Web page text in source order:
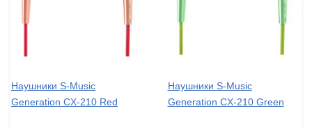
Наушники S-Music
Generation CX-210 Red
Наушники S-Music
Generation CX-210 Green